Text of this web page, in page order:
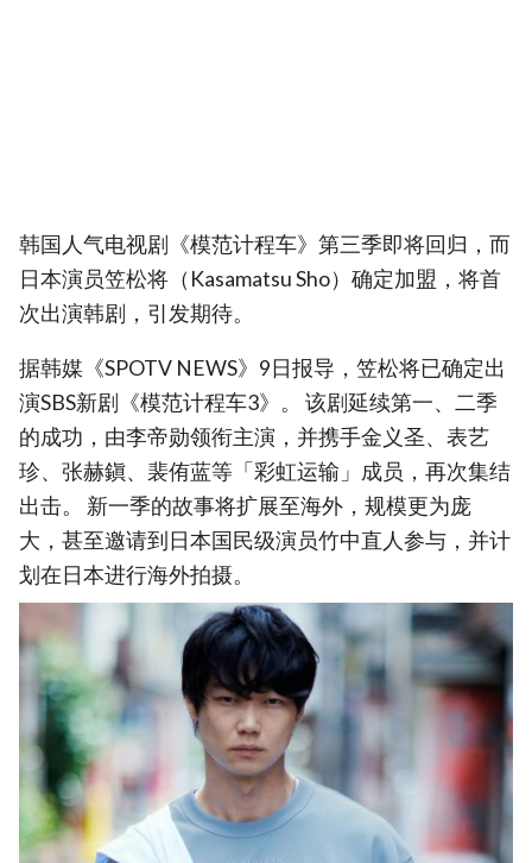
韩国人气电视剧《模范计程车》第三季即将回归，而
日本演员笠松将（Kasamatsu Sho）确定加盟，将首
次出演韩剧，引发期待。
据韩媒《SPOTV NEWS》9日报导，笠松将已确定出
演SBS新剧《模范计程车3》。 该剧延续第一、二季
的成功，由李帝勋领衔主演，并携手金义圣、表艺
珍、张赫鎭、裴侑蓝等「彩虹运输」成员，再次集结
出击。 新一季的故事将扩展至海外，规模更为庞
大，甚至邀请到日本国民级演员竹中直人参与，并计
划在日本进行海外拍摄。